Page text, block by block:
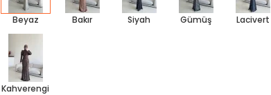
Beyaz Bakır Siyah Gümüş Lacivert
Kahverengi